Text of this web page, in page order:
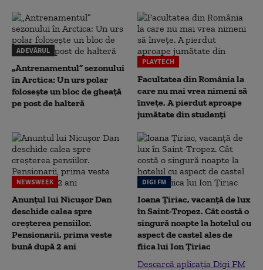
ADEVĂRUL
„Antrenamentul” sezonului
în Arctica: Un urs polar
folosește un bloc de gheață
pe post de halteră
PLAYTECH
Facultatea din România la
care nu mai vrea nimeni să
înveţe. A pierdut aproape
jumătate din studenţi
NEWSWEEK
Anunțul lui Nicușor Dan
deschide calea spre
creșterea pensiilor.
Pensionarii, prima veste
bună după 2 ani
DIGI FM
Ioana Țiriac, vacanță de lux
în Saint-Tropez. Cât costă o
singură noapte la hotelul cu
aspect de castel ales de
fiica lui Ion Țiriac
Descarcă aplicația Digi FM